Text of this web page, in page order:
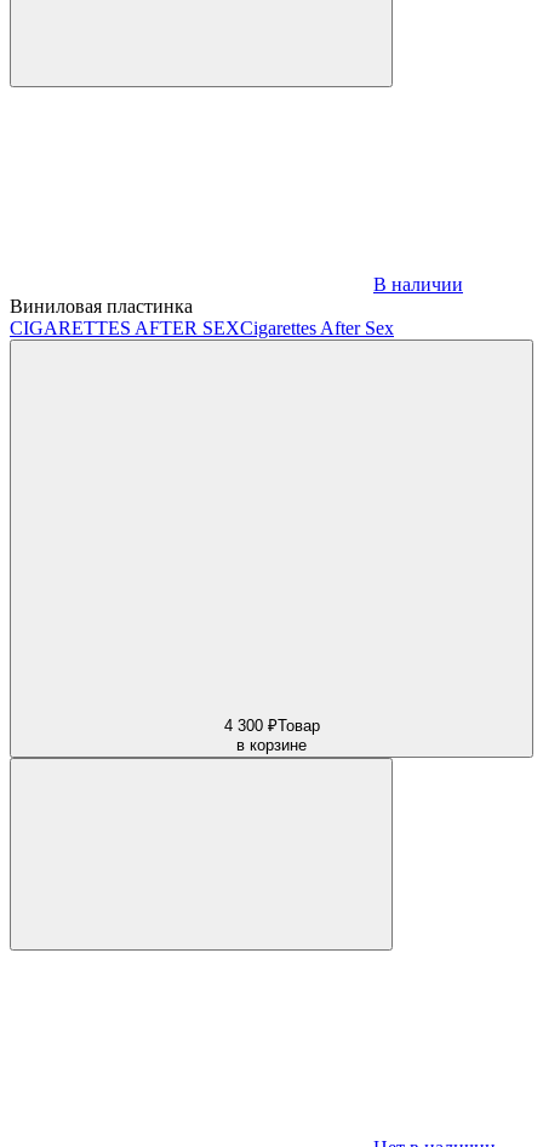
В наличии
Виниловая пластинка
CIGARETTES AFTER SEXCigarettes After Sex
4 300 ₽Товар
в корзине